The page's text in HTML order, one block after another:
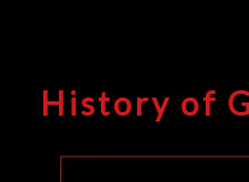
History of